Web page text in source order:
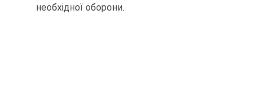
необхідної оборони.